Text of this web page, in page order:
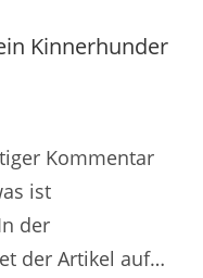
Kinnerhunder
Kommentar
ist
der
der Artikel auf…